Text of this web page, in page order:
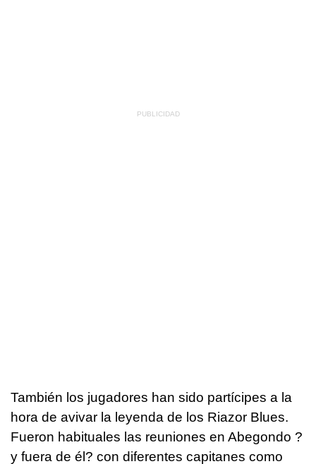
También los jugadores han sido partícipes a la
hora de avivar la leyenda de los Riazor Blues.
Fueron habituales las reuniones en Abegondo ?
y fuera de él? con diferentes capitanes como